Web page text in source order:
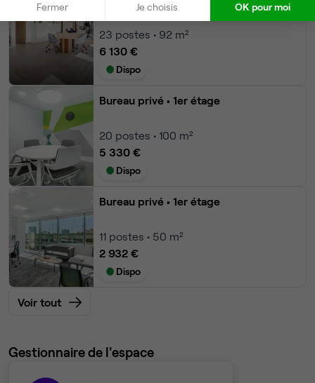
23 postes • 92 m²
6 130 €
Dispo
Bureau privé • 1er étage
20 postes • 100 m²
5 330 €
Dispo
Bureau privé • 1er étage
11 postes • 50 m²
2 932 €
Dispo
Voir tout
Gestionnaire de l'espace
Fermer Je choisis OK pour moi